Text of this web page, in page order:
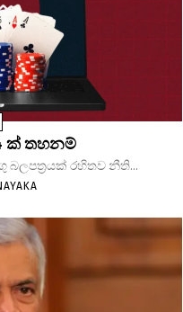
ක් තහනම්
බලපත්‍රයක් රහිතව නීති...